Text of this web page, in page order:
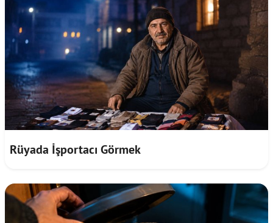
Rüyada İşportacı Görmek